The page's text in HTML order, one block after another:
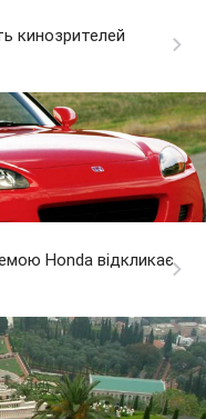
кинозрителей
Honda відкликає